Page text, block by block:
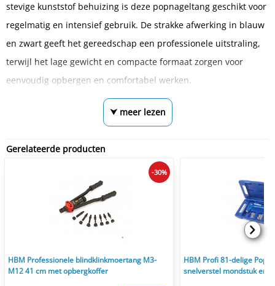
stevige kunststof behuizing is deze popnageltang geschikt voor
regelmatig en intensief gebruik. De strakke afwerking in blauw
en zwart geeft het gereedschap een professionele uitstraling,
terwijl het lage gewicht en compacte formaat zorgen voor
eenvoudig opbergen en comfortabel werken.
⮟ meer lezen
Gerelateerde producten
HBM Professionele blindklinkmoertang M3-
M12 41 cm met opbergkoffer
-30%
HBM Profi 81-delige
snelverstel mondstuk en